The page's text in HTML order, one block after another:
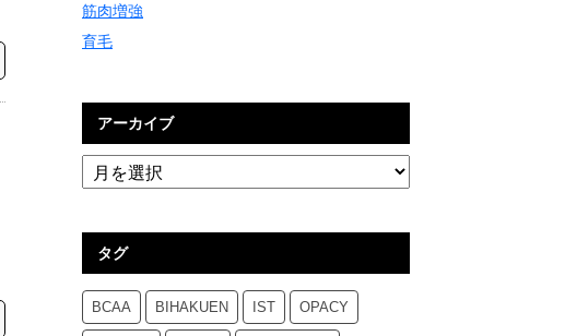
筋肉増強
育毛
アーカイブ
タグ
BCAA BIHAKUEN IST OPACY